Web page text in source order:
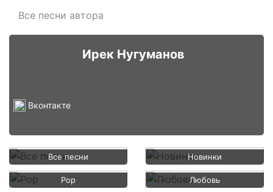
Все песни автора
Ирек Нугуманов
Вконтакте
Все песни Новинки
Pop Любовь